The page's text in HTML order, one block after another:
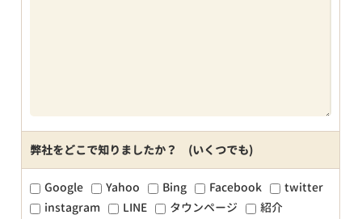
弊社をどこで知りましたか？ (いくつでも)
Google Yahoo Bing Facebook
twitter
instagram
LINE タウンページ
紹介